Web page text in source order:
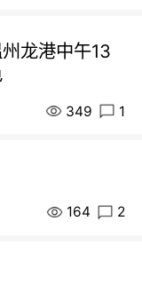
龙港中午13
349 1
164 2